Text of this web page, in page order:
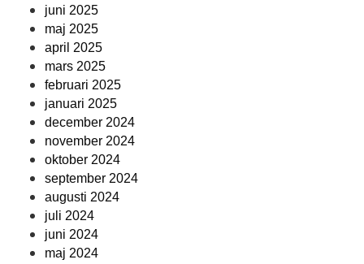
juni 2025
maj 2025
april 2025
mars 2025
februari 2025
januari 2025
december 2024
november 2024
oktober 2024
september 2024
augusti 2024
juli 2024
juni 2024
maj 2024